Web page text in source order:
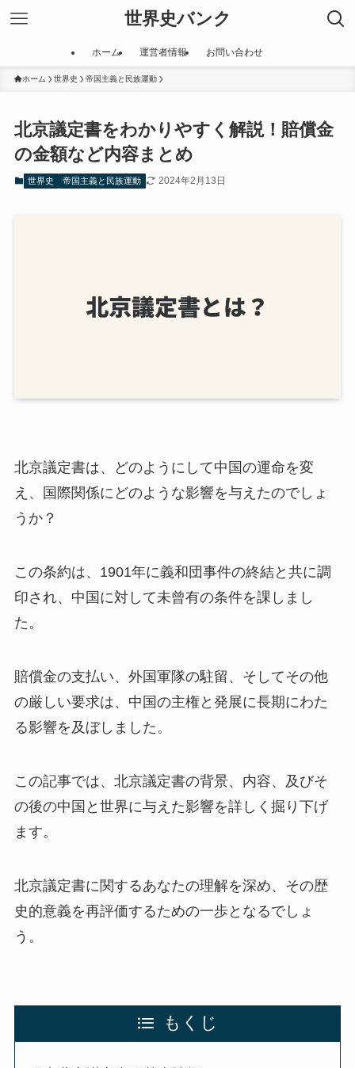
世界史バンク
ホーム 運営者情報 お問い合わせ
ホーム 世界史 帝国主義と民族運動
北京議定書をわかりやすく解説！賠償金
の金額など内容まとめ
世界史 帝国主義と民族運動 2024年2月13日
北京議定書は、どのようにして中国の運命を変
え、国際関係にどのような影響を与えたのでしょ
うか？
この条約は、1901年に義和団事件の終結と共に調
印され、中国に対して未曾有の条件を課しまし
た。
賠償金の支払い、外国軍隊の駐留、そしてその他
の厳しい要求は、中国の主権と発展に長期にわた
る影響を及ぼしました。
この記事では、北京議定書の背景、内容、及びそ
の後の中国と世界に与えた影響を詳しく掘り下げ
ます。
北京議定書に関するあなたの理解を深め、その歴
史的意義を再評価するための一歩となるでしょ
う。
もくじ